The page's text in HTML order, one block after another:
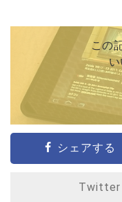
この
シェアする
Twitter